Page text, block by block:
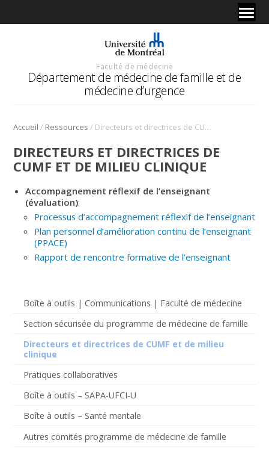
Faculté de médecine
Département de médecine de famille et de
médecine d’urgence
Accueil / Ressources / Directeurs et directrices de CUMF et de milieu clinique
Boîte à outils | Communications | Faculté de médecine
Section sécurisée du programme de médecine de famille
Directeurs et directrices de CUMF et de milieu
clinique
Pratiques collaboratives
Boîte à outils – SAPA-UFCI-U
Boîte à outils – Santé mentale
Autres comités programme de médecine de famille
DIRECTEURS ET DIRECTRICES DE
CUMF ET DE MILIEU CLINIQUE
Accompagnement réflexif de l’enseignant
(évaluation):
Processus d’accompagnement réflexif de l’enseignant
Plan personnel d’amélioration continu de l’enseignant
(PPACE)
Rapport de rencontre formative de l’enseignant